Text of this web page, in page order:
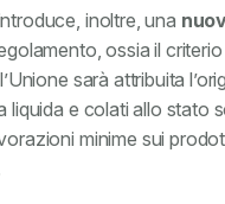
inoltre, una
ossia il criterio
sarà attribuita
liquida e colati allo stato
minime sui